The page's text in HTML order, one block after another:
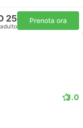
25 Prenota ora
3.0